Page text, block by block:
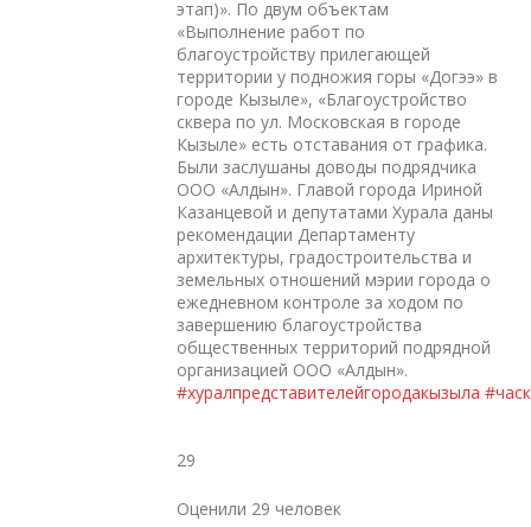
этап)». По двум объектам
«Выполнение работ по
благоустройству прилегающей
территории у подножия горы «Догээ» в
городе Кызыле», «Благоустройство
сквера по ул. Московская в городе
Кызыле» есть отставания от графика.
Были заслушаны доводы подрядчика
ООО «Алдын». Главой города Ириной
Казанцевой и депутатами Хурала даны
рекомендации Департаменту
архитектуры, градостроительства и
земельных отношений мэрии города о
ежедневном контроле за ходом по
завершению благоустройства
общественных территорий подрядной
организацией ООО «Алдын».
#хуралпредставителейгородакызыла
29
Оценили 29 человек